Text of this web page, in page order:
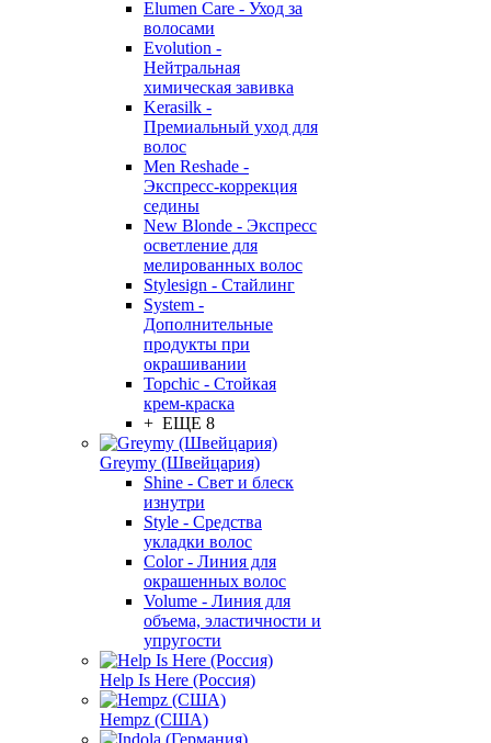
Elumen Care - Уход за
волосами
Evolution -
Нейтральная
химическая завивка
Kerasilk -
Премиальный уход для
волос
Men Reshade -
Экспресс-коррекция
седины
New Blonde - Экспресс
осветление для
мелированных волос
Stylesign - Стайлинг
System -
Дополнительные
продукты при
окрашивании
Topchic - Стойкая
крем-краска
+ ЕЩЕ 8
Greymy (Швейцария)
Shine - Свет и блеск
изнутри
Style - Средства
укладки волос
Color - Линия для
окрашенных волос
Volume - Линия для
объема, эластичности и
упругости
Help Is Here (Россия)
Hempz (США)